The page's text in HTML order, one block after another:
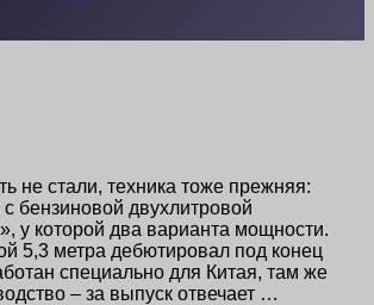
не стали, техника тоже прежняя:
бензиновой двухлитровой
у которой два варианта мощности.
5,3 метра дебютировал под конец
специально для Китая, там же
– за выпуск отвечает …